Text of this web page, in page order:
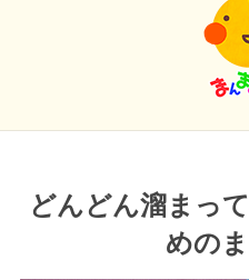
どんどん溜まっ
めの